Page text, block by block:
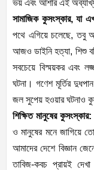
ভয় এবং আশার এই
সামাজিক কুসংস্কার, যা
পথে এগিয়ে চলেছে, তবু
আজও ডাইনি হত্যা, শিশু
সবচেয়ে বিস্ময়কর এবং
ঘটনা। গণেশ মূর্তির
জল সুপেয় হওয়ার ঘটনাও
শিক্ষিত মানুষের কুসংস্কার:
ও মানুষের মনে জাগিয়ে
আমাদের দেশে বিজ্ঞান
তাবিজ-কবচ প্রায়ই